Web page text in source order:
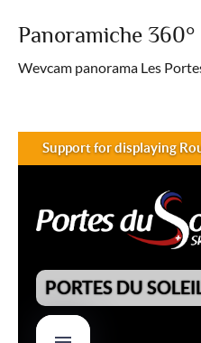
Panoramiche 360°
Wevcam panorama Les